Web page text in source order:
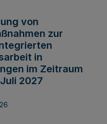
von
zur
in
im Zeitraum
2027